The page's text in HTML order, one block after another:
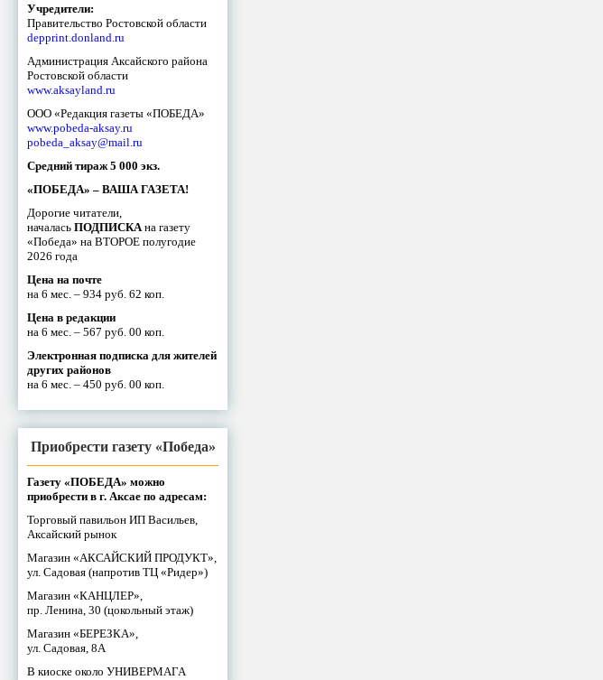
Учредители:
Правительство Ростовской области
depprint.donland.ru
Администрация Аксайского района
Ростовской области
www.aksayland.ru
ООО «Редакция газеты «ПОБЕДА»
www.pobeda-aksay.ru
pobeda_aksay@mail.ru
Средний тираж 5 000 экз.
«ПОБЕДА» – ВАША ГАЗЕТА!
Дорогие читатели,
началась ПОДПИСКА на газету
«Победа» на ВТОРОЕ полугодие
2026 года
Цена на почте
на 6 мес. – 934 руб. 62 коп.
Цена в редакции
на 6 мес. – 567 руб. 00 коп.
Электронная подписка для жителей
других районов
на 6 мес. – 450 руб. 00 коп.
Приобрести газету «Победа»
Газету «ПОБЕДА» можно
приобрести в г. Аксае по адресам:
Торговый павильон ИП Васильев,
Аксайский рынок
Магазин «АКСАЙСКИЙ ПРОДУКТ»,
ул. Садовая (напротив ТЦ «Ридер»)
Магазин «КАНЦЛЕР»,
пр. Ленина, 30 (цокольный этаж)
Магазин «БЕРЕЗКА»,
ул. Садовая, 8А
В киоске около УНИВЕРМАГА